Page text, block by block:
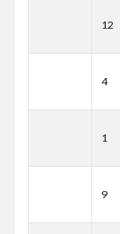
12
4
1
9